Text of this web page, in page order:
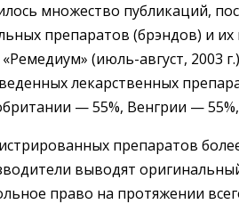
множество публикаций,
препаратов (брэндов) и
(июль-август,
лекарственных
— 55%, Венгрии —
препаратов
выводят
право на протяжении